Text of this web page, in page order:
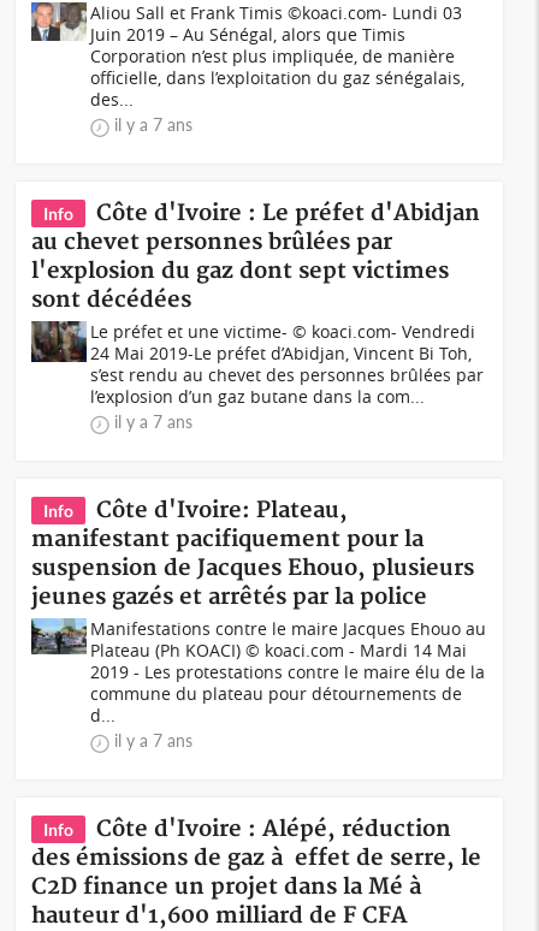
Aliou Sall et Frank Timis ©koaci.com- Lundi 03
Juin 2019 – Au Sénégal, alors que Timis
Corporation n’est plus impliquée, de manière
officielle, dans l’exploitation du gaz sénégalais,
des...
il y a 7 ans
Info
Côte d'Ivoire : Le préfet d'Abidjan
au chevet personnes brûlées par
l'explosion du gaz dont sept victimes
sont décédées
Le préfet et une victime- © koaci.com- Vendredi
24 Mai 2019-Le préfet d’Abidjan, Vincent Bi Toh,
s’est rendu au chevet des personnes brûlées par
l’explosion d’un gaz butane dans la com...
il y a 7 ans
Info
Côte d'Ivoire: Plateau,
manifestant pacifiquement pour la
suspension de Jacques Ehouo, plusieurs
jeunes gazés et arrêtés par la police
Manifestations contre le maire Jacques Ehouo au
Plateau (Ph KOACI) © koaci.com - Mardi 14 Mai
2019 - Les protestations contre le maire élu de la
commune du plateau pour détournements de
d...
il y a 7 ans
Info
Côte d'Ivoire : Alépé, réduction
des émissions de gaz à effet de serre, le
C2D finance un projet dans la Mé à
hauteur d'1,600 milliard de F CFA